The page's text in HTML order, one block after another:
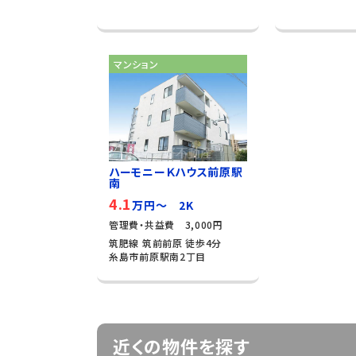
マンション
ハーモニーＫハウス前原駅
南
4.1万円～ 2K
管理費・共益費 3,000円
筑肥線 筑前前原 徒歩4分
糸島市前原駅南2丁目
近くの物件を探す